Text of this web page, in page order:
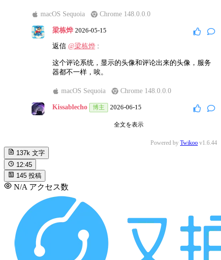
macOS Sequoia Chrome 148.0.0.0
梁栋烨 2026-05-15
返信 @梁栋烨:
这个评论系统，显示的头像和评论出来的头像，服务
器都不一样，唉。
macOS Sequoia Chrome 148.0.0.0
Kissablecho 博主 2026-06-15
我用的是 WeAvatar 的头像 API，不同的 API，头像可
Kissablecho
返信@梁栋烨
⌇●﹏●⌇
Windows 11 Microsoft Edge 143.0.0.0
2026-06-15
全文を表示
Powered by Twikoo v1.6.44
137k 文字
12:45
145 投稿
N/A アクセス数